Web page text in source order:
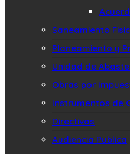
Saneamiento
Planeamiento y
Unidad de
Obras por
Instrumentos de
Directivas
Audiencia Publica